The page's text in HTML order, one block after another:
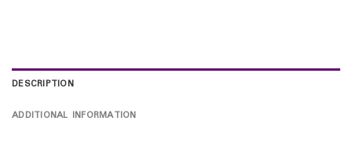
DESCRIPTION
ADDITIONAL INFORMATION